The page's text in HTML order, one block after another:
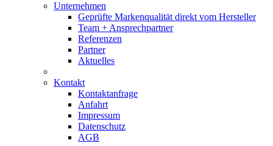
Unternehmen
Geprüfte Markenqualität direkt vom Hersteller
Team + Ansprechpartner
Referenzen
Partner
Aktuelles
Kontakt
Kontaktanfrage
Anfahrt
Impressum
Datenschutz
AGB